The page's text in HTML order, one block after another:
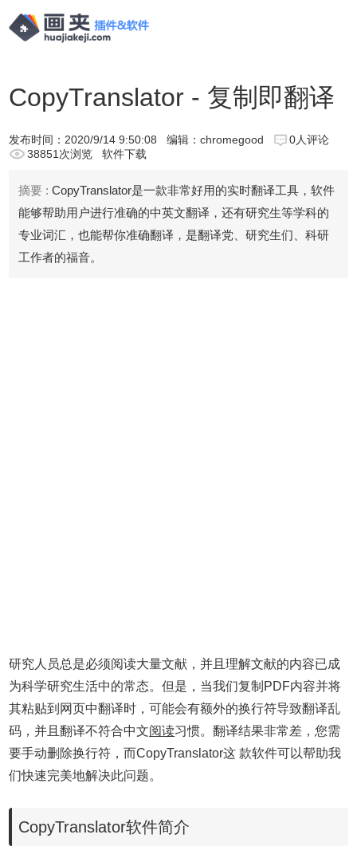
CopyTranslator - 复制即翻译
发布时间： 2020/9/14 9:50:08 编辑：chromegood
0人评论
38851次浏览
软件下载
摘要 : CopyTranslator是一款非常好用的实时翻译工具，软件
能够帮助用户进行准确的中英文翻译，还有研究生等学科的
专业词汇，也能帮你准确翻译，是翻译党、研究生们、科研
工作者的福音。
研究人员总是必须阅读大量文献，并且理解文献的内容已成
为科学研究生活中的常态。但是，当我们复制PDF内容并将
其粘贴到网页中翻译时，可能会有额外的换行符导致翻译乱
码，并且翻译不符合中文阅读习惯。翻译结果非常差，您需
要手动删除换行符，而CopyTranslator这 款软件可以帮助我
们快速完美地解决此问题。
CopyTranslator软件简介